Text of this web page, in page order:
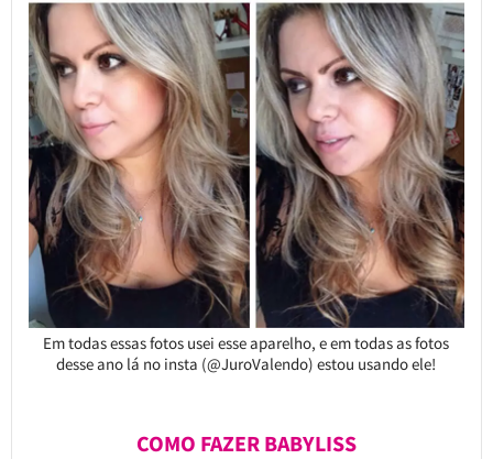
Em todas essas fotos usei esse aparelho, e em todas as fotos
desse ano lá no insta (@JuroValendo) estou usando ele!
COMO FAZER BABYLISS